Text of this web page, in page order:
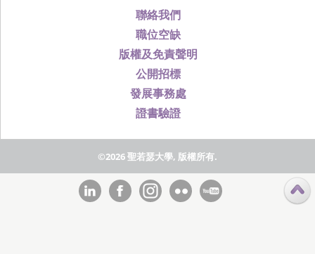
聯絡我們
職位空缺
版權及免責聲明
公開招標
發展事務處
證書驗證
©2026 聖若瑟大學, 版權所有.